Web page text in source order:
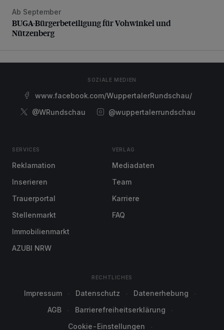
BUGA-Bürgerbeteiligung für Vohwinkel und Nützenberg
Ab September
BUGA-Bürgerbeteiligung für Vohwinkel und
Nützenberg
SOZIALE MEDIEN
www.facebook.com/WuppertalerRundschau/
@WRundschau
@wuppertalerrundschau
SERVICES
Reklamation
Inserieren
Trauerportal
Stellenmarkt
Immobilienmarkt
AZUBI NRW
VERLAG
Mediadaten
Team
Karriere
FAQ
RECHTLICHES
Impressum Datenschutz
Datenerhebung
AGB
Barrierefreiheitserklärung
Cookie-Einstellungen